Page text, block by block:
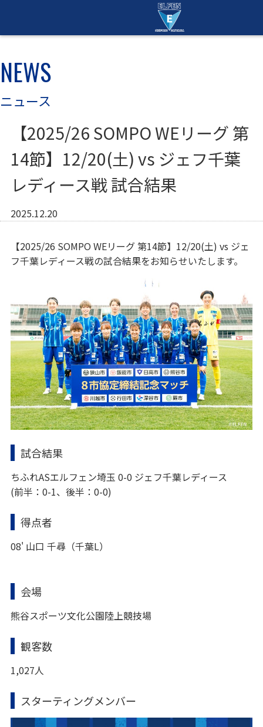
NEWS
ニュース
【2025/26 SOMPO WEリーグ 第
14節】12/20(土) vs ジェフ千葉
レディース戦 試合結果
2025.12.20
【2025/26 SOMPO WEリーグ 第14節】12/20(土) vs ジェ
フ千葉レディース戦の試合結果をお知らせいたします。
試合結果
ちふれASエルフェン埼玉 0-0 ジェフ千葉レディース
(前半：0-1、後半：0-0)
得点者
08' 山口 千尋（千葉L）
会場
熊谷スポーツ文化公園陸上競技場
観客数
1,027人
スターティングメンバー